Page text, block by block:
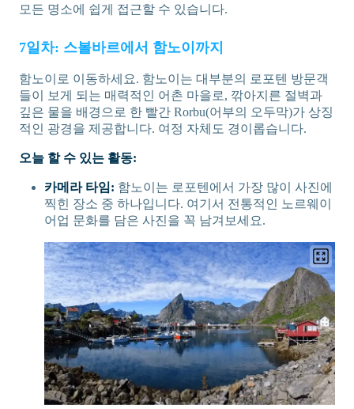
모든 명소에 쉽게 접근할 수 있습니다.
7일차: 스볼바르에서 함노이까지
함노이로 이동하세요. 함노이는 대부분의 로포텐 방문객
들이 보게 되는 매력적인 어촌 마을로, 깎아지른 절벽과
깊은 물을 배경으로 한 빨간 Rorbu(어부의 오두막)가 상징
적인 광경을 제공합니다. 여정 자체도 경이롭습니다.
오늘 할 수 있는 활동:
카메라 타임: 함노이는 로포텐에서 가장 많이 사진에
찍힌 장소 중 하나입니다. 여기서 전통적인 노르웨이
어업 문화를 담은 사진을 꼭 남겨보세요.